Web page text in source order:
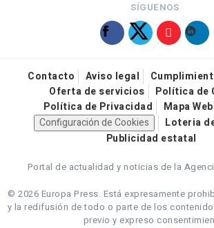
SÍGUENOS
Contacto Aviso legal
Oferta de servicios
Política de
Política de Privacidad
Mapa Web
Configuración de Cookies
Loteria
Publicidad estatal
Portal de actualidad y noticias de la
© 2026 Europa Press. Está expresamente
y la redifusión de todo o parte de los
previo y expreso